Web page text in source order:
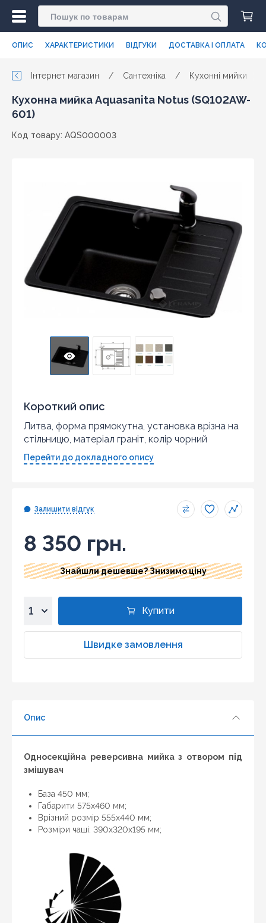
ОПИС ХАРАКТЕРИСТИКИ ВІДГУКИ ДОСТАВКА І ОПЛАТА
Інтернет магазин / Сантехніка / Кухонні мийки
Кухонна мийка Aquasanita Notus (SQ102AW-
601)
Код товару: AQS000003
Короткий опис
Литва, форма прямокутна, установка врізна на
стільницю, матеріал граніт, колір чорний
Перейти до докладного опису
Залишити відгук
8 350 грн.
Знайшли дешевше? Знизимо ціну
3
7
8
9
10
Купити
Швидке замовлення
Опис
Односекційна реверсивна мийка з отвором під
змішувач
База 450 мм;
Габарити 575x460 мм;
Врізний розмір 555x440 мм;
Розміри чаші: 390x320x195 мм;
Знайшли дешевше?